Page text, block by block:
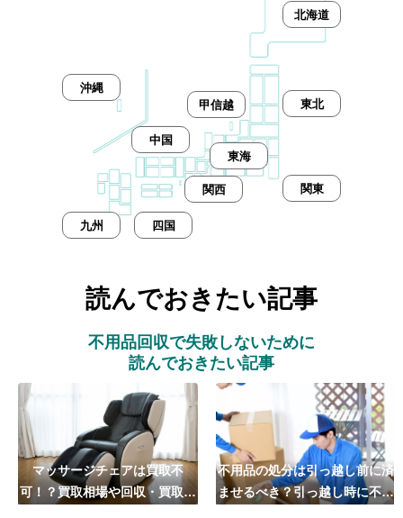
北海道
東北
甲信越
東海
関東
関西
中国
四国
九州
沖縄
読んでおきたい記事
不用品回収で失敗しないために
読んでおきたい記事
マッサージチェアは買取不
可！？買取相場や回収・買取の
不用品の処分は引っ越し前に済
ませるべき？引っ越し時に不用